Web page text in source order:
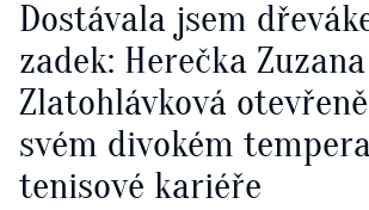
Dostávala jsem
zadek: Herečka Zuzana
Zlatohlávková
svém divokém
tenisové kariéře